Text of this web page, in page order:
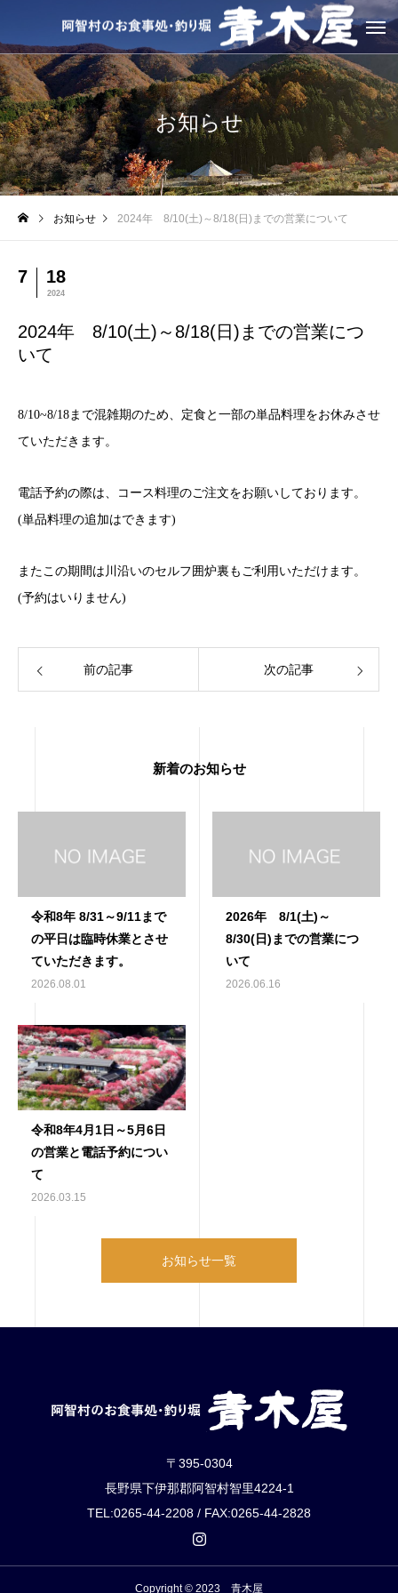
お知らせ
お知らせ 2024年 8/10(土)～8/18(日)までの営業について
7 18
2024
2024年 8/10(土)～8/18(日)までの営業につ
いて
8/10~8/18まで混雑期のため、定食と一部の単品料理をお休みさせ
ていただきます。
電話予約の際は、コース料理のご注文をお願いしております。
(単品料理の追加はできます)
またこの期間は川沿いのセルフ囲炉裏もご利用いただけます。
(予約はいりません)
前の記事 次の記事
新着のお知らせ
令和8年 8/31～9/11まで
の平日は臨時休業とさせ
ていただきます。
2026.08.01
2026年 8/1(土)～
8/30(日)までの営業につ
いて
2026.06.16
令和8年4月1日～5月6日
の営業と電話予約につい
て
2026.03.15
お知らせ一覧
〒395-0304
長野県下伊那郡阿智村智里4224-1
TEL:0265-44-2208 / FAX:0265-44-2828
Copyright © 2023 青木屋